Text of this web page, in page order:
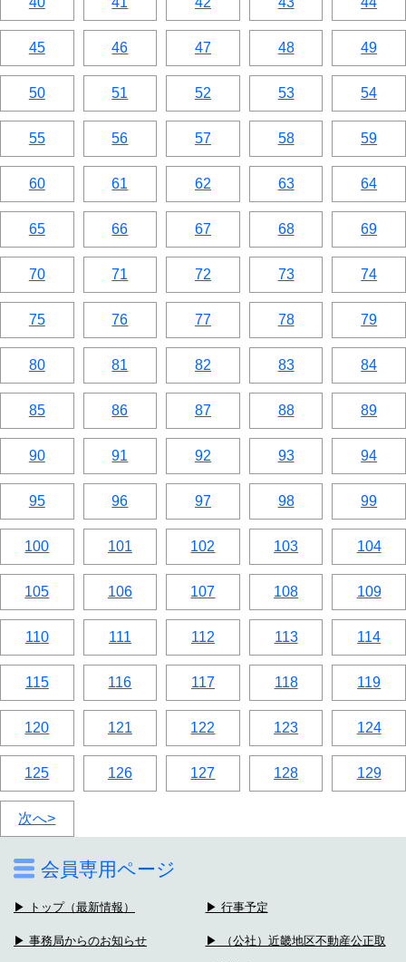
会員専用ページ
▶ トップ（最新情報） ▶ 行事予定
▶ 事務局からのお知らせ ▶ （公社）近畿地区不動産公正取
45 46 47 48 49
50 51 52 53 54
55 56 57 58 59
60 61 62 63 64
65 66 67 68 69
70 71 72 73 74
75 76 77 78 79
80 81 82 83 84
85 86 87 88 89
90 91 92 93 94
95 96 97 98 99
100 101 102 103 104
105 106 107 108 109
110 111 112 113 114
115 116 117 118 119
120 121 122 123 124
125 126 127 128 129
次へ>